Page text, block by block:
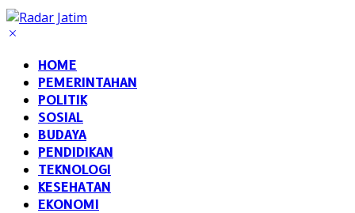
HOME
PEMERINTAHAN
POLITIK
SOSIAL
BUDAYA
PENDIDIKAN
TEKNOLOGI
KESEHATAN
EKONOMI